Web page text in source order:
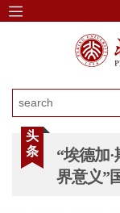
头
条
“埃德加
界意义”